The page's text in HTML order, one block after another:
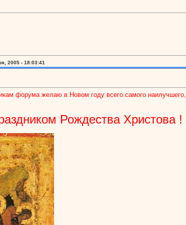
2005 - 18:03:41
форума желаю в Новом году всего самого
Рождества Христова !